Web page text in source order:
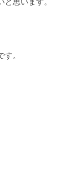
。